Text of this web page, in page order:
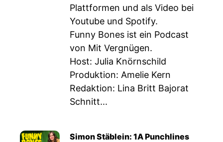
Plattformen und als Video bei
Youtube und Spotify.
Funny Bones ist ein Podcast
von Mit Vergnügen.
Host: Julia Knörnschild
Produktion: Amelie Kern
Redaktion: Lina Britt Bajorat
Schnitt...
Simon Stäblein: 1A Punchlines